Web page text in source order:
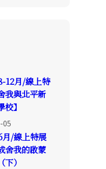
12月/線上特
我與北平新
】
05
月/線上特展
舍我的啟蒙
）